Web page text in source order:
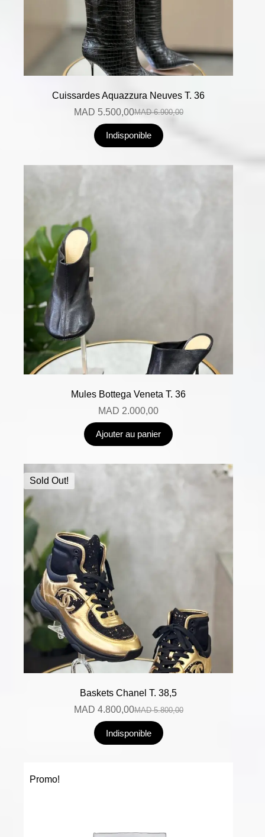
Cuissardes Aquazzura Neuves T. 36
MAD6.900,00
MAD 5.500,00
Indisponible
Mules Bottega Veneta T. 36
MAD 2.000,00
Ajouter au panier
Sold Out!
Baskets Chanel T. 38,5
MAD5.800,00
MAD 4.800,00
Indisponible
Promo!